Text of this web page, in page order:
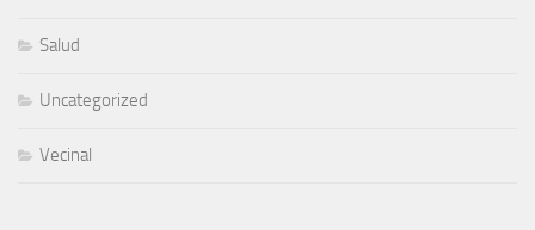
Salud
Uncategorized
Vecinal